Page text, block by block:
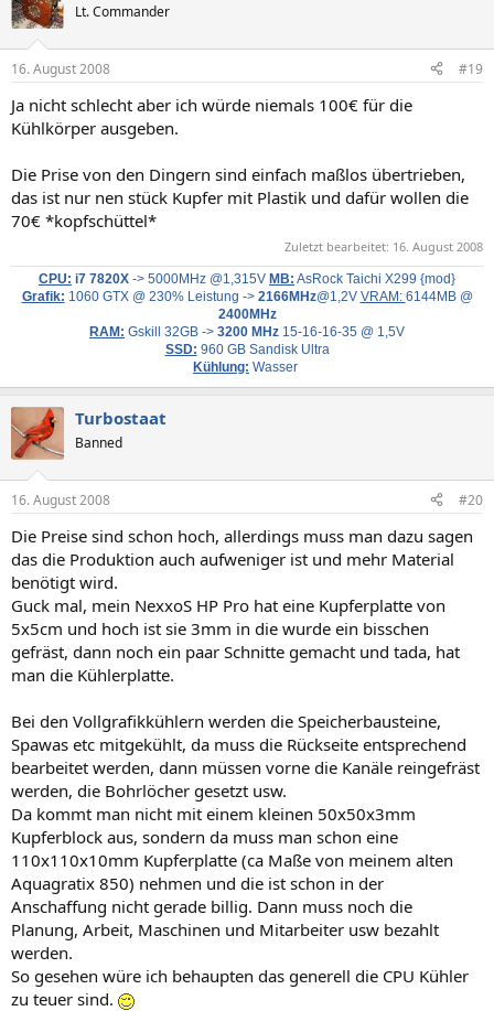
Lt. Commander
16. August 2008 #19
Ja nicht schlecht aber ich würde niemals 100€ für die
Kühlkörper ausgeben.
Die Prise von den Dingern sind einfach maßlos übertrieben,
das ist nur nen stück Kupfer mit Plastik und dafür wollen die
70€ *kopfschüttel*
Zuletzt bearbeitet: 16. August 2008
CPU: i7 7820X -> 5000MHz @1,315V MB: AsRock Taichi X299 {mod}
Grafik: 1060 GTX @ 230% Leistung -> 2166MHz@1,2V VRAM: 6144MB @
2400MHz
RAM: Gskill 32GB -> 3200 MHz 15-16-16-35 @ 1,5V
SSD: 960 GB Sandisk Ultra
Kühlung: Wasser
Turbostaat
Banned
16. August 2008 #20
Die Preise sind schon hoch, allerdings muss man dazu sagen
das die Produktion auch aufweniger ist und mehr Material
benötigt wird.
Guck mal, mein NexxoS HP Pro hat eine Kupferplatte von
5x5cm und hoch ist sie 3mm in die wurde ein bisschen
gefräst, dann noch ein paar Schnitte gemacht und tada, hat
man die Kühlerplatte.
Bei den Vollgrafikkühlern werden die Speicherbausteine,
Spawas etc mitgekühlt, da muss die Rückseite entsprechend
bearbeitet werden, dann müssen vorne die Kanäle reingefräst
werden, die Bohrlöcher gesetzt usw.
Da kommt man nicht mit einem kleinen 50x50x3mm
Kupferblock aus, sondern da muss man schon eine
110x110x10mm Kupferplatte (ca Maße von meinem alten
Aquagratix 850) nehmen und die ist schon in der
Anschaffung nicht gerade billig. Dann muss noch die
Planung, Arbeit, Maschinen und Mitarbeiter usw bezahlt
werden.
So gesehen würe ich behaupten das generell die CPU Kühler
zu teuer sind.